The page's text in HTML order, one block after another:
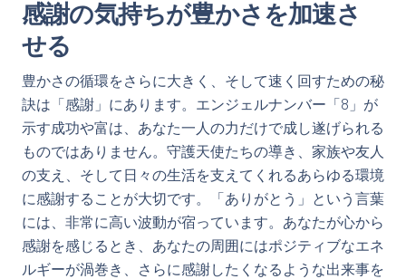
感謝の気持ちが豊かさを加速さ
せる
豊かさの循環をさらに大きく、そして速く回すための秘
訣は「感謝」にあります。エンジェルナンバー「8」が
示す成功や富は、あなた一人の力だけで成し遂げられる
ものではありません。守護天使たちの導き、家族や友人
の支え、そして日々の生活を支えてくれるあらゆる環境
に感謝することが大切です。「ありがとう」という言葉
には、非常に高い波動が宿っています。あなたが心から
感謝を感じるとき、あなたの周囲にはポジティブなエネ
ルギーが渦巻き、さらに感謝したくなるような出来事を